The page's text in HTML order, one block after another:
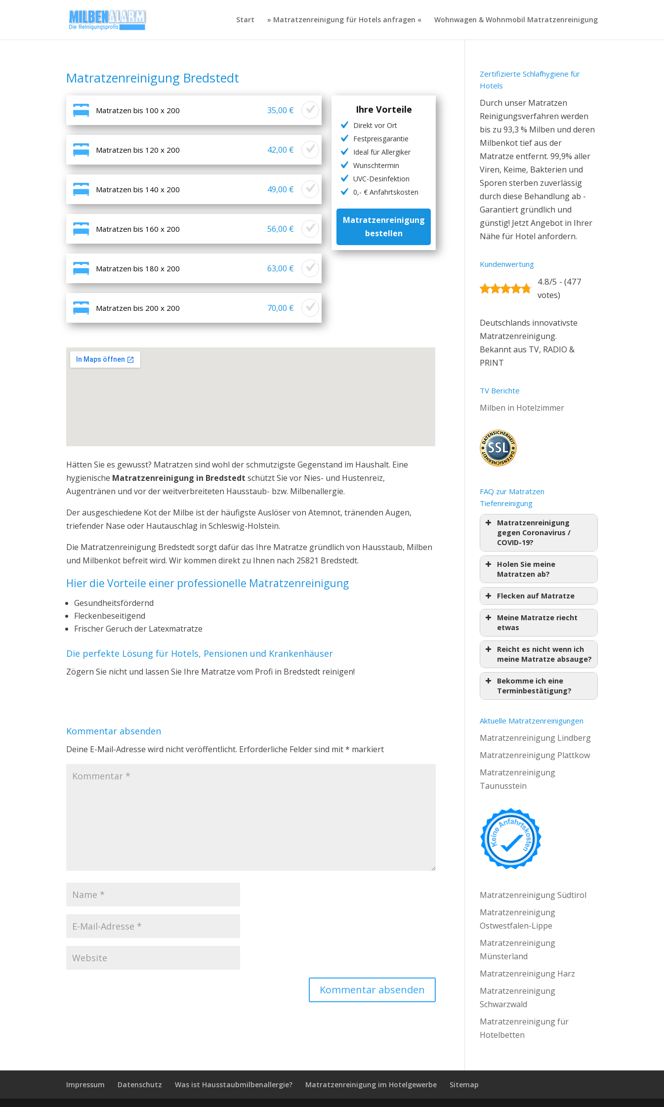
Start » Matratzenreinigung für Hotels anfragen « Wohnwagen & Wohnmobil Matratzenreinigung
Matratzenreinigung Bredstedt
Matratzen bis 100 x 200 35,00 €
Matratzen bis 120 x 200 42,00 €
Matratzen bis 140 x 200 49,00 €
Matratzen bis 160 x 200 56,00 €
Matratzen bis 180 x 200 63,00 €
Matratzen bis 200 x 200 70,00 €
Ihre Vorteile
Direkt vor Ort
Festpreisgarantie
Ideal für Allergiker
Wunschtermin
UVC-Desinfektion
0,- € Anfahrtskosten
Matratzenreinigung
bestellen
Hätten Sie es gewusst? Matratzen sind wohl der schmutzigste Gegenstand im Haushalt. Eine
hygienische Matratzenreinigung in Bredstedt schützt Sie vor Nies- und Hustenreiz,
Augentränen und vor der weitverbreiteten Hausstaub- bzw. Milbenallergie.
Der ausgeschiedene Kot der Milbe ist der häufigste Auslöser von Atemnot, tränenden Augen,
triefender Nase oder Hautauschlag in Schleswig-Holstein.
Die Matratzenreinigung Bredstedt sorgt dafür das Ihre Matratze gründlich von Hausstaub, Milben
und Milbenkot befreit wird. Wir kommen direkt zu Ihnen nach 25821 Bredstedt.
Hier die Vorteile einer professionelle Matratzenreinigung
Gesundheitsfördernd
Fleckenbeseitigend
Frischer Geruch der Latexmatratze
Die perfekte Lösung für Hotels, Pensionen und Krankenhäuser
Zögern Sie nicht und lassen Sie Ihre Matratze vom Profi in Bredstedt reinigen!
Kommentar absenden
Deine E-Mail-Adresse wird nicht veröffentlicht. Erforderliche Felder sind mit* markiert
Zertifizierte Schlafhygiene für
Hotels
Durch unser Matratzen
Reinigungsverfahren werden
bis zu 93,3 % Milben und deren
Milbenkot tief aus der
Matratze entfernt. 99,9% aller
Viren, Keime, Bakterien und
Sporen sterben zuverlässig
durch diese Behandlung ab -
Garantiert gründlich und
günstig! Jetzt Angebot in Ihrer
Nähe für Hotel anfordern.
Kundenwertung
4.8/5 - (477
votes)
Deutschlands innovativste
Matratzenreinigung.
Bekannt aus TV, RADIO &
PRINT
TV Berichte
Milben in Hotelzimmer
FAQ zur Matratzen
Tiefenreinigung
Matratzenreinigung
gegen Coronavirus /
COVID-19?
Holen Sie meine
Matratzen ab?
Flecken auf Matratze
Meine Matratze riecht
etwas
Reicht es nicht wenn ich
meine Matratze absauge?
Bekomme ich eine
Terminbestätigung?
Aktuelle Matratzenreinigungen
Matratzenreinigung Lindberg
Matratzenreinigung Plattkow
Matratzenreinigung
Taunusstein
Matratzenreinigung Südtirol
Matratzenreinigung
Ostwestfalen-Lippe
Matratzenreinigung
Münsterland
Matratzenreinigung Harz
Matratzenreinigung
Schwarzwald
Matratzenreinigung für
Hotelbetten
Impressum Datenschutz Was ist Hausstaubmilbenallergie? Matratzenreinigung im Hotelgewerbe Sitemap